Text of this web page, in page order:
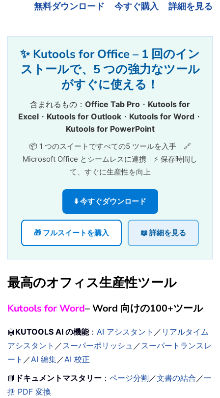
無料ダウンロード 今すぐ購入 詳細を見る
✨ Kutools for Office – 1 回のイン
ストールで、5 つの強力なツール
がすぐに使える！
含まれるもの： Office Tab Pro ・ Kutools for
Excel・ Kutools for Outlook・ Kutools for Word・
Kutools for PowerPoint
📦 1 つのスイートですべての5 ツールを入手｜🔗
Microsoft Office とシームレスに連携｜⚡ 保存時間し
て、すぐに生産性を向上
⬇️ 今すぐダウンロード
🎁 フルスイートを購入 📖 詳細を見る
最高のオフィス生産性ツール
Kutools for Word– Word 向けの100+ツール
🤖 KUTOOLS AI の機能： AI アシスタント ／ リアルタイム
アシスタント ／ スーパーポリッシュ ／ スーパートランスレ
ート ／AI 編集／AI 校正
📘 ドキュメントマスタリー ： ページ分割 ／文書の結合 ／一
括 PDF 変換